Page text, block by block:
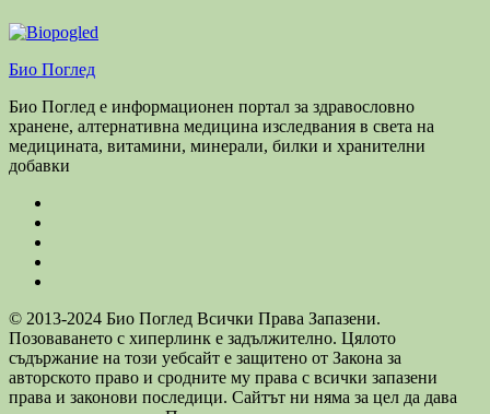
Био Поглед
Био Поглед е информационен портал за здравословно
хранене, алтернативна медицина изследвания в света на
медицината, витамини, минерали, билки и хранителни
добавки
© 2013-2024 Био Поглед Всички Права Запазени.
Позоваването с хиперлинк е задължително. Цялото
съдържание на този уебсайт е защитено от Закона за
авторското право и сродните му права с всички запазени
права и законови последици. Сайтът ни няма за цел да дава